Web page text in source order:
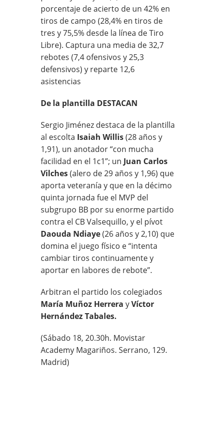
porcentaje de acierto de un 42% en
tiros de campo (28,4% en tiros de
tres y 75,5% desde la línea de Tiro
Libre). Captura una media de 32,7
rebotes (7,4 ofensivos y 25,3
defensivos) y reparte 12,6
asistencias
De la plantilla DESTACAN
Sergio Jiménez destaca de la plantilla
al escolta Isaiah Willis(28 años y
1,91), un anotador “con mucha
facilidad en el 1c1”; un Juan Carlos
Vilches(alero de 29 años y 1,96) que
aporta veteranía y que en la décimo
quinta jornada fue el MVP del
subgrupo BB por su enorme partido
contra el CB Valsequillo, y el pívot
Daouda Ndiaye(26 años y 2,10) que
domina el juego físico e “intenta
cambiar tiros continuamente y
aportar en labores de rebote”.
Arbitran el partido los colegiados
María Muñoz Herrera yVíctor
Hernández Tabales.
(Sábado 18, 20.30h. Movistar
Academy Magariños. Serrano, 129.
Madrid)